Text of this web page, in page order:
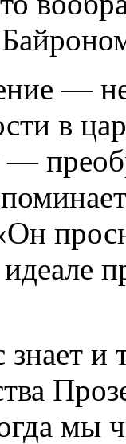
—
в
знает
мы